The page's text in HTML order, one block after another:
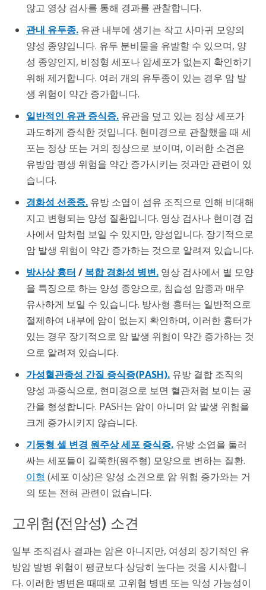
않고 영상 검사를 통해 경과를 관찰합니다.
관내 유두종. 유관 내부에 생기는 작고 사마귀 모양의
양성 종양입니다. 유두 분비물을 유발할 수 있으며, 양
성 종양인지, 비정형 세포나 암세포가 없는지 확인하기
위해 제거합니다. 여러 개의 유두종이 있는 경우 암 발
생 위험이 약간 증가합니다.
일반적인 유관 증식증. 유관을 덮고 있는 정상 세포가
과도하게 증식한 것입니다. 현미경으로 관찰했을 때 세
포는 정상 또는 거의 정상으로 보이며, 이러한 소견은
유방암 평생 위험을 약간 증가시키는 것과만 관련이 있
습니다.
경화성 선종증. 유방 소엽이 섬유 조직으로 인해 비대해
지고 변형되는 양성 질환입니다. 영상 검사나 현미경 검
사에서 암처럼 보일 수 있지만, 양성입니다. 장기적으로
암 발생 위험이 약간 증가하는 것으로 알려져 있습니다.
방사상 흉터 / 복합 경화성 병변. 영상 검사에서 별 모양
을 특징으로 하는 양성 종양으로, 침습성 암종과 매우
유사하게 보일 수 있습니다. 방사형 흉터는 일반적으로
절제하여 내부에 암이 없는지 확인하며, 이러한 흉터가
있는 경우 장기적으로 암 발생 위험이 약간 증가하는 것
으로 알려져 있습니다.
가성혈관종성 간질 증식증(PASH). 유방 결합 조직의
양성 과증식으로, 현미경으로 보면 혈관처럼 보이는 공
간을 형성합니다. PASH는 암이 아니며 암 발생 위험을
크게 증가시키지 않습니다.
기둥형 셀 변경 원주상 세포 증식증. 유방 소엽을 둘러
싸는 세포들이 길쭉한(원주형) 모양으로 변하는 질환.
이형 (세포 이상)은 양성 소견으로 암 위험 증가와는 거
의 또는 전혀 관련이 없습니다.
고위험(전암성) 소견
일부 조직검사 결과는 암은 아니지만, 여성의 장기적인 유
방암 발병 위험이 평균보다 상당히 높다는 것을 시사합니
다. 이러한 병변은 때때로 고위험 병변 또는 악성 가능성이